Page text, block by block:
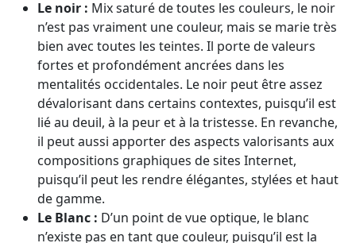
Le noir : Mix saturé de toutes les couleurs, le noir
n’est pas vraiment une couleur, mais se marie très
bien avec toutes les teintes. Il porte de valeurs
fortes et profondément ancrées dans les
mentalités occidentales. Le noir peut être assez
dévalorisant dans certains contextes, puisqu’il est
lié au deuil, à la peur et à la tristesse. En revanche,
il peut aussi apporter des aspects valorisants aux
compositions graphiques de sites Internet,
puisqu’il peut les rendre élégantes, stylées et haut
de gamme.
Le Blanc : D’un point de vue optique, le blanc
n’existe pas en tant que couleur, puisqu’il est la